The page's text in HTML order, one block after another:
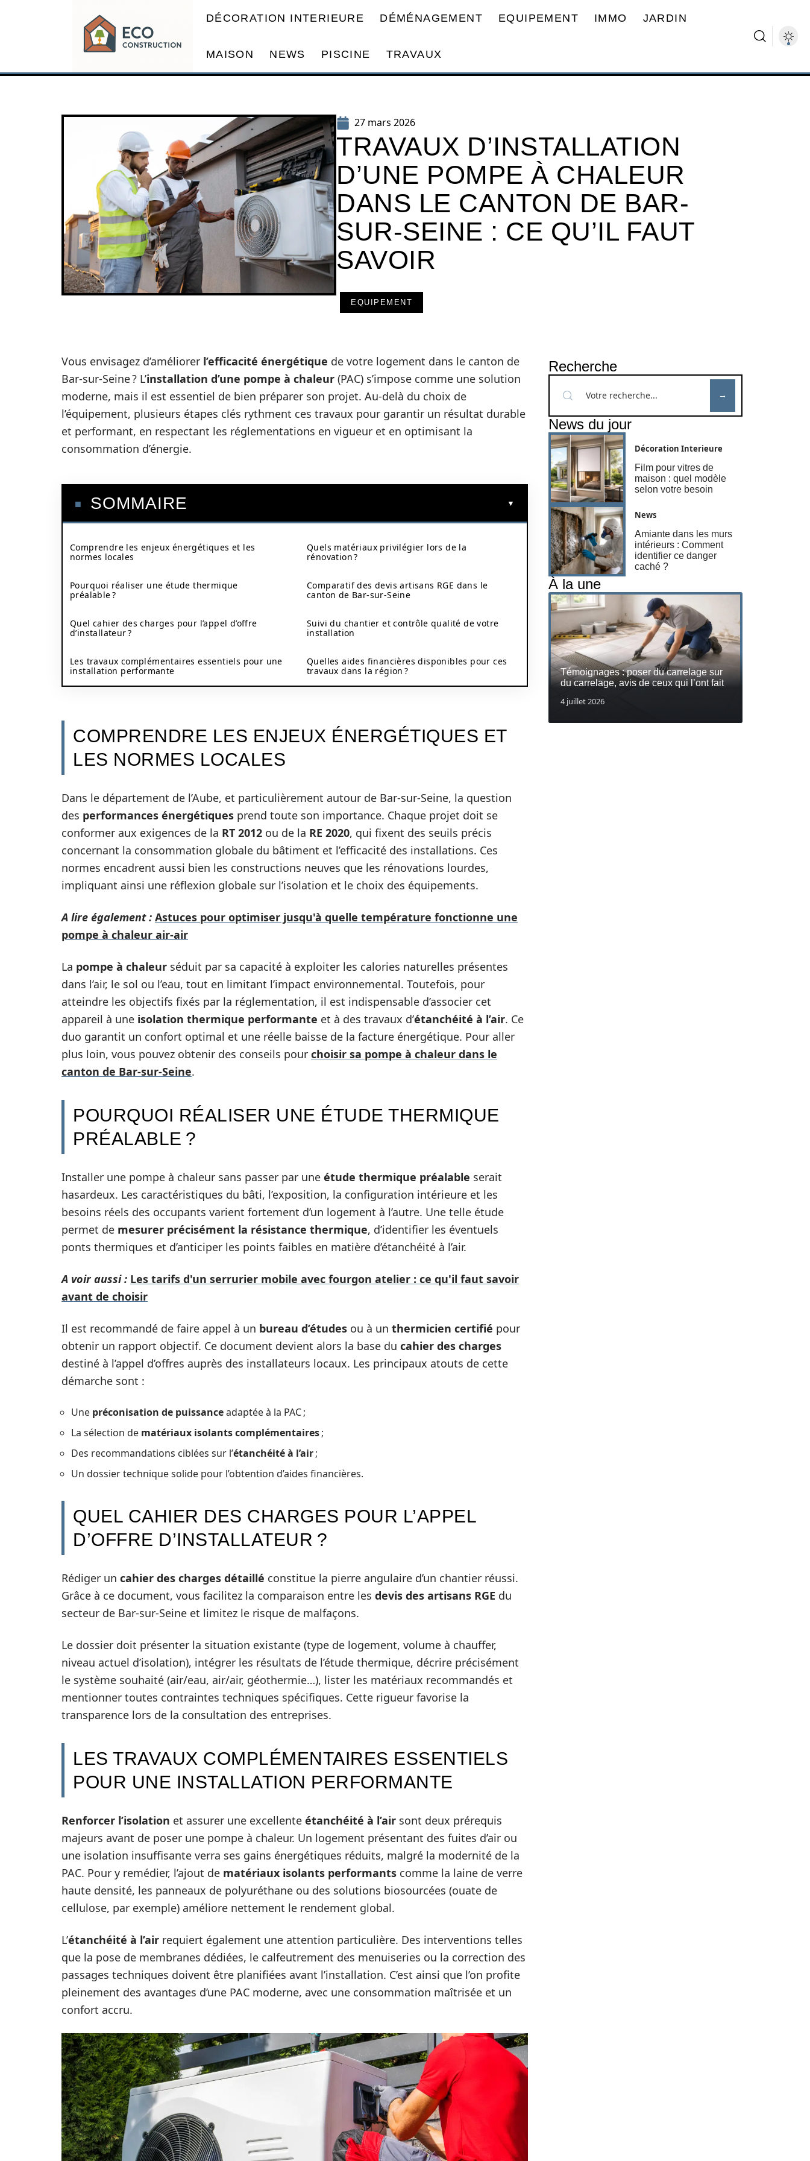
DÉCORATION INTERIEURE DÉMÉNAGEMENT EQUIPEMENT IMMO JARDIN
MAISON NEWS PISCINE TRAVAUX
27 mars 2026
TRAVAUX D’INSTALLATION
D’UNE POMPE À CHALEUR
DANS LE CANTON DE BAR-
SUR-SEINE : CE QU’IL FAUT
SAVOIR
EQUIPEMENT
Vous envisagez d’améliorer l’efficacité énergétique de votre logement dans le canton de
Bar-sur-Seine ? L’installation d’une pompe à chaleur (PAC) s’impose comme une solution
moderne, mais il est essentiel de bien préparer son projet. Au-delà du choix de
l’équipement, plusieurs étapes clés rythment ces travaux pour garantir un résultat durable
et performant, en respectant les réglementations en vigueur et en optimisant la
consommation d’énergie.
SOMMAIRE
Comprendre les enjeux énergétiques et les
normes locales
Pourquoi réaliser une étude thermique
préalable ?
Quel cahier des charges pour l’appel d’offre
d’installateur ?
Les travaux complémentaires essentiels pour une
installation performante
Quels matériaux privilégier lors de la
rénovation ?
Comparatif des devis artisans RGE dans le
canton de Bar-sur-Seine
Suivi du chantier et contrôle qualité de votre
installation
Quelles aides financières disponibles pour ces
travaux dans la région ?
COMPRENDRE LES ENJEUX ÉNERGÉTIQUES ET
LES NORMES LOCALES
Dans le département de l’Aube, et particulièrement autour de Bar-sur-Seine, la question
des performances énergétiques prend toute son importance. Chaque projet doit se
conformer aux exigences de la RT 2012 ou de la RE 2020, qui fixent des seuils précis
concernant la consommation globale du bâtiment et l’efficacité des installations. Ces
normes encadrent aussi bien les constructions neuves que les rénovations lourdes,
impliquant ainsi une réflexion globale sur l’isolation et le choix des équipements.
A lire également : Astuces pour optimiser jusqu'à quelle température fonctionne une
pompe à chaleur air-air
La pompe à chaleur séduit par sa capacité à exploiter les calories naturelles présentes
dans l’air, le sol ou l’eau, tout en limitant l’impact environnemental. Toutefois, pour
atteindre les objectifs fixés par la réglementation, il est indispensable d’associer cet
appareil à une isolation thermique performante et à des travaux d’étanchéité à l’air. Ce
duo garantit un confort optimal et une réelle baisse de la facture énergétique. Pour aller
plus loin, vous pouvez obtenir des conseils pour choisir sa pompe à chaleur dans le
canton de Bar-sur-Seine.
POURQUOI RÉALISER UNE ÉTUDE THERMIQUE
PRÉALABLE ?
Installer une pompe à chaleur sans passer par une étude thermique préalable serait
hasardeux. Les caractéristiques du bâti, l’exposition, la configuration intérieure et les
besoins réels des occupants varient fortement d’un logement à l’autre. Une telle étude
permet de mesurer précisément la résistance thermique, d’identifier les éventuels
ponts thermiques et d’anticiper les points faibles en matière d’étanchéité à l’air.
A voir aussi : Les tarifs d'un serrurier mobile avec fourgon atelier : ce qu'il faut savoir
avant de choisir
Il est recommandé de faire appel à un bureau d’études ou à un thermicien certifié pour
obtenir un rapport objectif. Ce document devient alors la base du cahier des charges
destiné à l’appel d’offres auprès des installateurs locaux. Les principaux atouts de cette
démarche sont :
Une préconisation de puissanceadaptée à la PAC ;
La sélection de matériaux isolants complémentaires;
Des recommandations ciblées sur l’étanchéité à l’air;
Un dossier technique solide pour l’obtention d’aides financières.
QUEL CAHIER DES CHARGES POUR L’APPEL
D’OFFRE D’INSTALLATEUR ?
Rédiger un cahier des charges détaillé constitue la pierre angulaire d’un chantier réussi.
Grâce à ce document, vous facilitez la comparaison entre les devis des artisans RGE du
secteur de Bar-sur-Seine et limitez le risque de malfaçons.
Le dossier doit présenter la situation existante (type de logement, volume à chauffer,
niveau actuel d’isolation), intégrer les résultats de l’étude thermique, décrire précisément
le système souhaité (air/eau, air/air, géothermie…), lister les matériaux recommandés et
mentionner toutes contraintes techniques spécifiques. Cette rigueur favorise la
transparence lors de la consultation des entreprises.
LES TRAVAUX COMPLÉMENTAIRES ESSENTIELS
POUR UNE INSTALLATION PERFORMANTE
Renforcer l’isolation et assurer une excellente étanchéité à l’air sont deux prérequis
majeurs avant de poser une pompe à chaleur. Un logement présentant des fuites d’air ou
une isolation insuffisante verra ses gains énergétiques réduits, malgré la modernité de la
PAC. Pour y remédier, l’ajout de matériaux isolants performants comme la laine de verre
haute densité, les panneaux de polyuréthane ou des solutions biosourcées (ouate de
cellulose, par exemple) améliore nettement le rendement global.
L’étanchéité à l’air requiert également une attention particulière. Des interventions telles
que la pose de membranes dédiées, le calfeutrement des menuiseries ou la correction des
passages techniques doivent être planifiées avant l’installation. C’est ainsi que l’on profite
pleinement des avantages d’une PAC moderne, avec une consommation maîtrisée et un
confort accru.
Recherche
News du jour
Décoration Interieure
Film pour vitres de
maison : quel modèle
selon votre besoin
News
Amiante dans les murs
intérieurs : Comment
identifier ce danger
caché ?
À la une
Témoignages : poser du carrelage sur
du carrelage, avis de ceux qui l’ont fait
4 juillet 2026